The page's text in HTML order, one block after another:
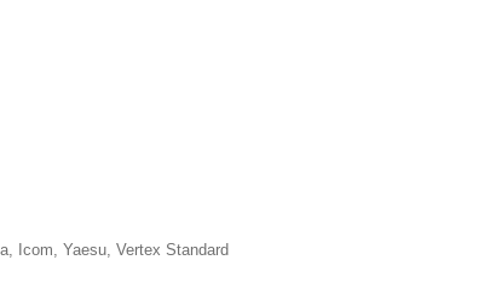
Icom, Yaesu, Vertex Standard